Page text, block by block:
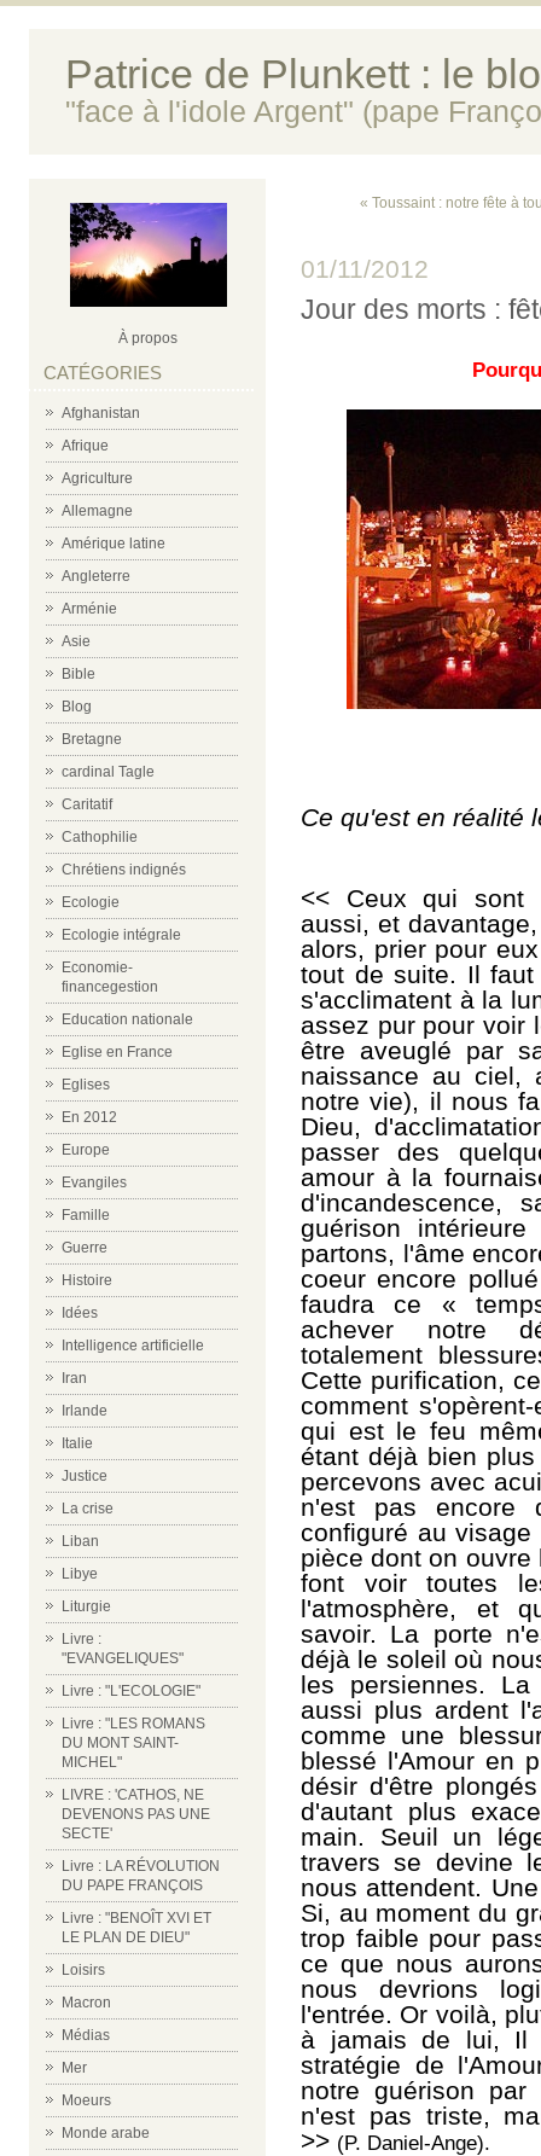
Patrice de Plunkett : le
"face à l'idole Argent" (pape
À propos
CATÉGORIES
Afghanistan
Afrique
Agriculture
Allemagne
Amérique latine
Angleterre
Arménie
Asie
Bible
Blog
Bretagne
cardinal Tagle
Caritatif
Cathophilie
Chrétiens indignés
Ecologie
Ecologie intégrale
Economie-
financegestion
Education nationale
Eglise en France
Eglises
En 2012
Europe
Evangiles
Famille
Guerre
Histoire
Idées
Intelligence artificielle
Iran
Irlande
Italie
Justice
La crise
Liban
Libye
Liturgie
Livre :
"EVANGELIQUES"
Livre : "L'ECOLOGIE"
Livre : "LES ROMANS
DU MONT SAINT-
MICHEL"
LIVRE : 'CATHOS, NE
DEVENONS PAS UNE
SECTE'
Livre : LA RÉVOLUTION
DU PAPE FRANÇOIS
Livre : "BENOÎT XVI ET
LE PLAN DE DIEU"
Loisirs
Macron
Médias
Mer
Moeurs
Monde arabe
« Toussaint : notre fête à
01/11/2012
Jour des morts :
Ce qu'est en réalité
<< Ceux qui sont
aussi, et
alors, prier pour
tout de suite. Il
s'acclimatent à la
assez pur pour voir
être aveuglé par
naissance au ciel,
notre vie), il nous
Dieu,
passer des
amour à la
d'incandescence,
guérison
partons, l'âme
coeur encore
faudra ce «
achever notre
totalement
Cette purification,
comment
qui est le feu
étant déjà bien
percevons avec
n'est pas encore
configuré au
pièce dont on
font voir toutes
l'atmosphère, et
savoir. La porte
déjà le soleil où
les persiennes.
aussi plus ardent
comme une
blessé l'Amour en
désir d'être
d'autant plus
main. Seuil un
travers se devine
nous attendent.
Si, au moment du
trop faible pour
ce que nous
nous devrions
l'entrée. Or voilà,
à jamais de lui, Il
stratégie de
notre guérison
n'est pas triste,
>> (P. Daniel-Ange).